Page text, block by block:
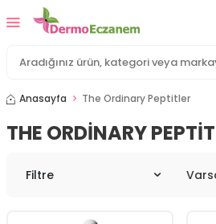
Anasayfa The Ordinary Peptitler
THE ORDINARY
Filtre